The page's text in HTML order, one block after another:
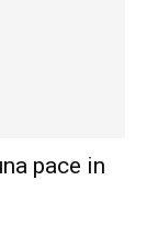
pace in